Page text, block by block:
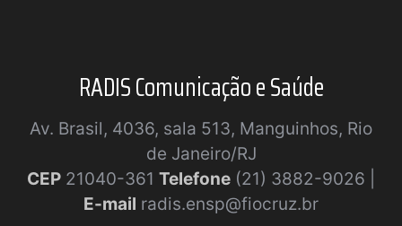
RADIS Comunicação e Saúde
Av. Brasil, 4036, sala 513, Manguinhos, Rio
de Janeiro/RJ
CEP 21040-361 Telefone (21) 3882-9026 |
E-mail radis.ensp@fiocruz.br